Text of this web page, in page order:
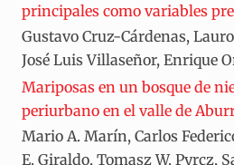
principales como variables
Gustavo Cruz-Cárdenas,
José Luis Villaseñor, Enrique
Mariposas en un bosque de
periurbano en el valle de
Mario A. Marín, Carlos
E. Giraldo, Tomasz W. Pyrcz,